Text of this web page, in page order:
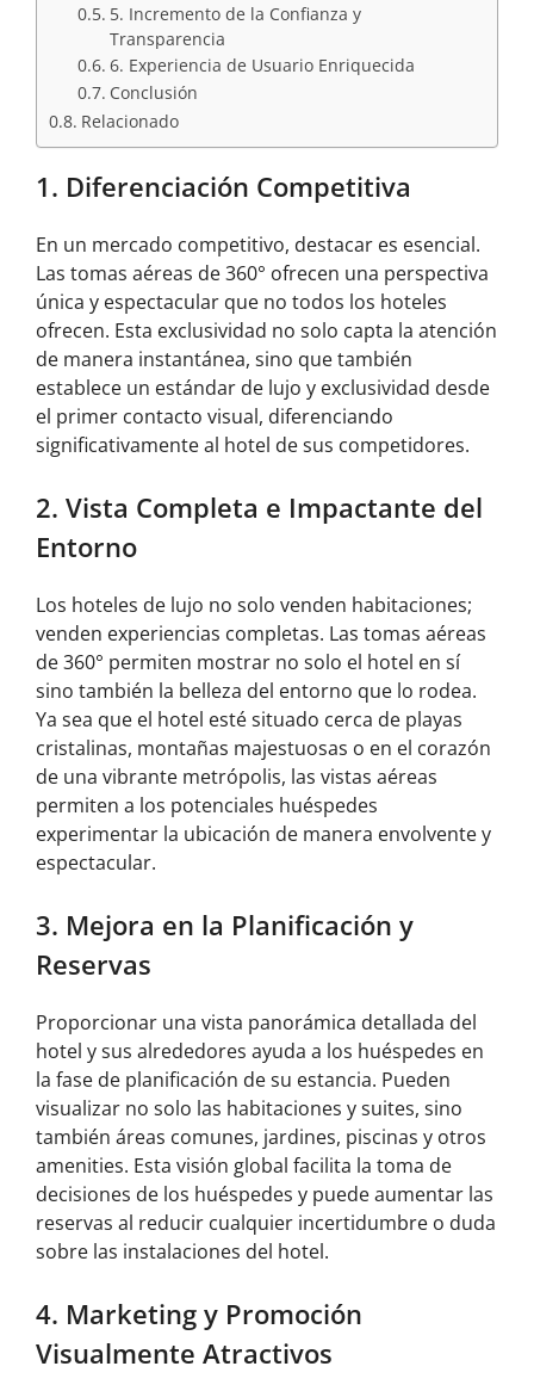
5. Incremento de la Confianza y
Transparencia
6. Experiencia de Usuario Enriquecida
Conclusión
Relacionado
1. Diferenciación Competitiva
En un mercado competitivo, destacar es esencial.
Las tomas aéreas de 360° ofrecen una perspectiva
única y espectacular que no todos los hoteles
ofrecen. Esta exclusividad no solo capta la atención
de manera instantánea, sino que también
establece un estándar de lujo y exclusividad desde
el primer contacto visual, diferenciando
significativamente al hotel de sus competidores.
2. Vista Completa e Impactante del
Entorno
Los hoteles de lujo no solo venden habitaciones;
venden experiencias completas. Las tomas aéreas
de 360° permiten mostrar no solo el hotel en sí
sino también la belleza del entorno que lo rodea.
Ya sea que el hotel esté situado cerca de playas
cristalinas, montañas majestuosas o en el corazón
de una vibrante metrópolis, las vistas aéreas
permiten a los potenciales huéspedes
experimentar la ubicación de manera envolvente y
espectacular.
3. Mejora en la Planificación y
Reservas
Proporcionar una vista panorámica detallada del
hotel y sus alrededores ayuda a los huéspedes en
la fase de planificación de su estancia. Pueden
visualizar no solo las habitaciones y suites, sino
también áreas comunes, jardines, piscinas y otros
amenities. Esta visión global facilita la toma de
decisiones de los huéspedes y puede aumentar las
reservas al reducir cualquier incertidumbre o duda
sobre las instalaciones del hotel.
4. Marketing y Promoción
Visualmente Atractivos